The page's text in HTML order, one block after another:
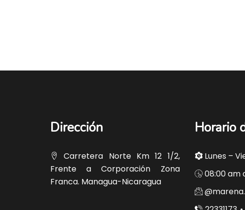
Dirección
Carretera Norte Km 12 1/2,
Frente a Corporación Zona
Franca. Managua-Nicaragua
Horario
Lunes –
08:00 am